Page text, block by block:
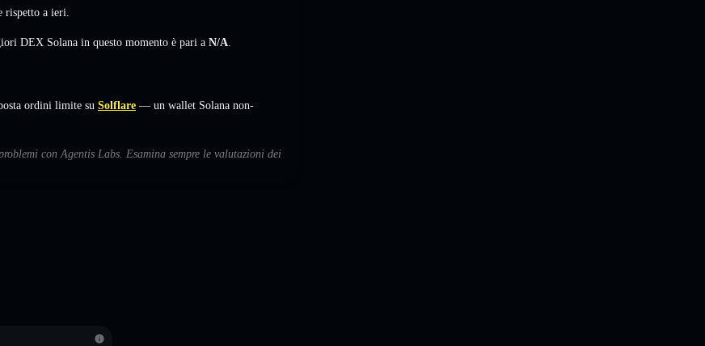
rispetto a ieri.
DEX Solana in questo momento è pari a N/A
ordini limite su Solflare — un wallet Solana non-
con Agentis Labs. Esamina sempre le valutazioni dei